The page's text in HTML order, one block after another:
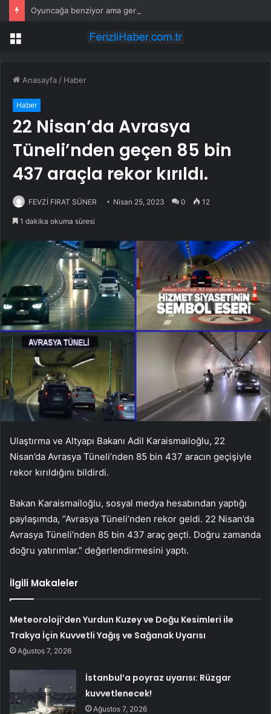
Menü
Anasayfa / Haber
Haber
22 Nisan’da Avrasya
Tüneli’nden geçen 85 bin
437 araçla rekor kırıldı.
FEVZİ FIRAT SÜNER Nisan 25, 2023 0 12
1 dakika okuma süresi
Ulaştırma ve Altyapı Bakanı Adil Karaismailoğlu, 22
Nisan’da Avrasya Tüneli’nden 85 bin 437 aracın geçişiyle
rekor kırıldığını bildirdi.
Bakan Karaismailoğlu, sosyal medya hesabından yaptığı
paylaşımda, “Avrasya Tüneli’nden rekor geldi. 22 Nisan’da
Avrasya Tüneli’nden 85 bin 437 araç geçti. Doğru zamanda
doğru yatırımlar.” değerlendirmesini yaptı.
İlgili Makaleler
Meteoroloji’den Yurdun Kuzey ve Doğu Kesimleri ile
Trakya İçin Kuvvetli Yağış ve Sağanak Uyarısı
Ağustos 7, 2026
İstanbul’a poyraz uyarısı: Rüzgar
kuvvetlenecek!
Ağustos 7, 2026